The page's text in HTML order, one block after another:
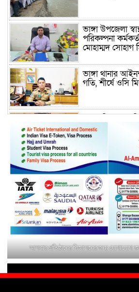
ভাঙ্গা উপজেলা
পরিকল্পনা
মোহাম্মদ সোহাগ
ভাঙ্গা থানার
গতি, শীর্ষে ওসি
(রাজস্ব) আজিম
পদায়ন
সাবেক এমপির
ক্ষমতার দাপট ও
গায়েব করে
রিপোর্ট
মুক্তাগাছায়
জিয়ারত ও পৌর
শহিদুল ইসলাম
যাচ্ছে ফরিদপুর-
আপনার প্রতিষ্ঠানের বিজ্ঞাপনের জন্য